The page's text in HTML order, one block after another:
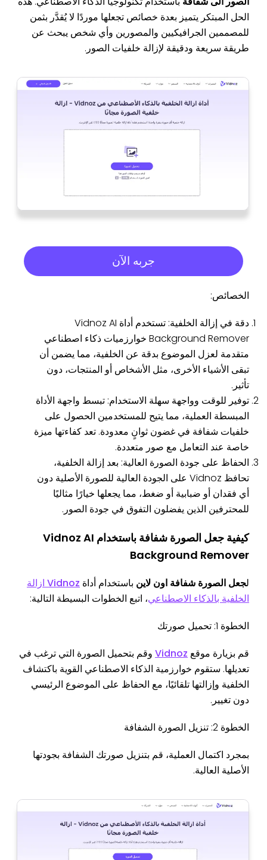
الحل المبتكر يتميز بعدة خصائص تجعلها موردًا لا يُقدَّر بثمن
للمصممين الجرافيكيين والمصورين وأي شخص يبحث عن
طريقة سريعة ودقيقة لإزالة خلفيات الصور.
جربه الآن
الخصائص:
دقة في إزالة الخلفية: تستخدم أداة Vidnoz AI
Background Remover خوارزميات ذكاء اصطناعي
متقدمة لعزل الموضوع بدقة عن الخلفية، مما يضمن أن
تبقى الأشياء الأخرى، مثل الأشخاص أو المنتجات، دون
تأثير.
توفير للوقت وواجهة سهلة الاستخدام: تبسط واجهة الأداة
المبسطة العملية، مما يتيح للمستخدمين الحصول على
خلفيات شفافة في غضون ثوانٍ معدودة. تعد كفاءتها ميزة
خاصة عند التعامل مع صور متعددة.
الحفاظ على جودة الصورة العالية: بعد إزالة الخلفية،
تحافظ Vidnoz على الجودة العالية للصورة الأصلية دون
أي فقدان أو ضبابية أو ضغط، مما يجعلها خيارًا مثاليًا
للمحترفين الذين يفضلون التفوق في جودة الصور.
كيفية جعل الصورة شفافة
باستخدام Vidnoz AI
Background Remover
لجعل الصورة شفافة اون لاين باستخدام أداة
Vidnoz ازالة
الخلفية بالذكاء الاصطناعي، اتبع الخطوات البسيطة التالية:
الخطوة 1: تحميل صورتك
قم بزيارة موقع Vidnoz وقم بتحميل الصورة التي ترغب في
تعديلها. ستقوم خوارزمية الذكاء الاصطناعي القوية باكتشاف
الخلفية وإزالتها تلقائيًا، مع الحفاظ على الموضوع الرئيسي
دون تغيير.
الخطوة 2: تنزيل الصورة الشفافة
بمجرد اكتمال العملية، قم بتنزيل صورتك الشفافة بجودتها
الأصلية العالية.